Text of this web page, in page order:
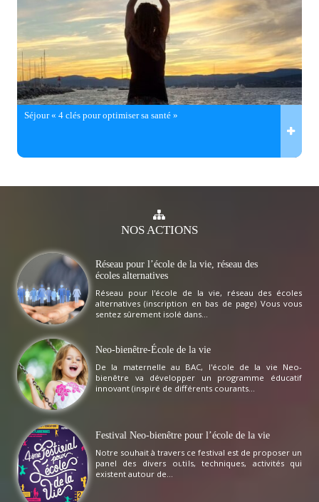
Séjour « 4 clés pour optimiser sa santé »
NOSACTIONS
Réseau pour l’école de la vie, réseau des
écoles alternatives
Réseau pour l'école de la vie, réseau des écoles
alternatives (inscription en bas de page) Vous vous
sentez sûrement isolé dans...
Neo-bienêtre-École de la vie
De la maternelle au BAC, l'école de la vie Neo-
bienêtre va développer un programme éducatif
innovant (inspiré de différents courants...
Festival Neo-bienêtre pour l’école de la vie
Notre souhait à travers ce festival est de proposer un
panel des divers outils, techniques, activités qui
existent autour de...